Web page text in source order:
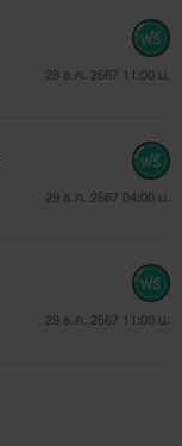
28 ธ.ค. 2567 11:00 น.
29 ธ.ค. 2567 04:00 น.
29 ธ.ค. 2567 11:00 น.